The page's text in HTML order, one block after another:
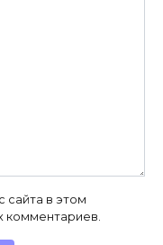
сайта в этом
комментариев.